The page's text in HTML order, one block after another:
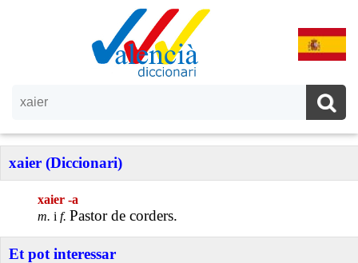
xaier (Diccionari)
xaier -a
m.i f. Pastor de corders.
Et pot interessar